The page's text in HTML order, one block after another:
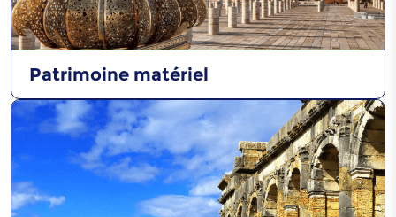
Hadra Chefchaounia
Patrimoine matériel